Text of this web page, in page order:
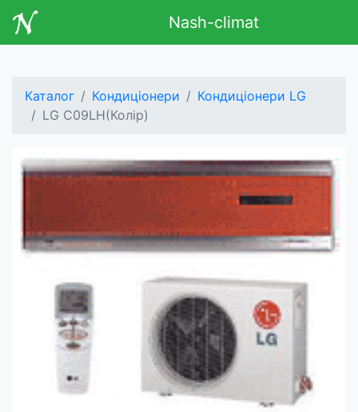
Nash-climat
Каталог Кондиціонери
Кондиціонери LG
LG C09LH(Колір)